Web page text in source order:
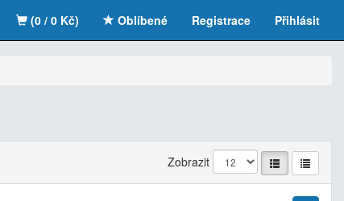
Registrace Přihlásit
(0 / 0 Kč) Oblíbené
Zobrazit